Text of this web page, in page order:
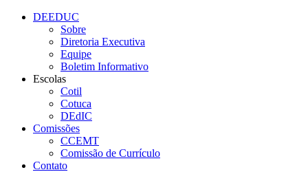
Conteúdo principal
DEEDUC
Sobre
Diretoria Executiva
Equipe
Boletim Informativo
Escolas
Cotil
Cotuca
DEdIC
Comissões
CCEMT
Comissão de Currículo
Contato